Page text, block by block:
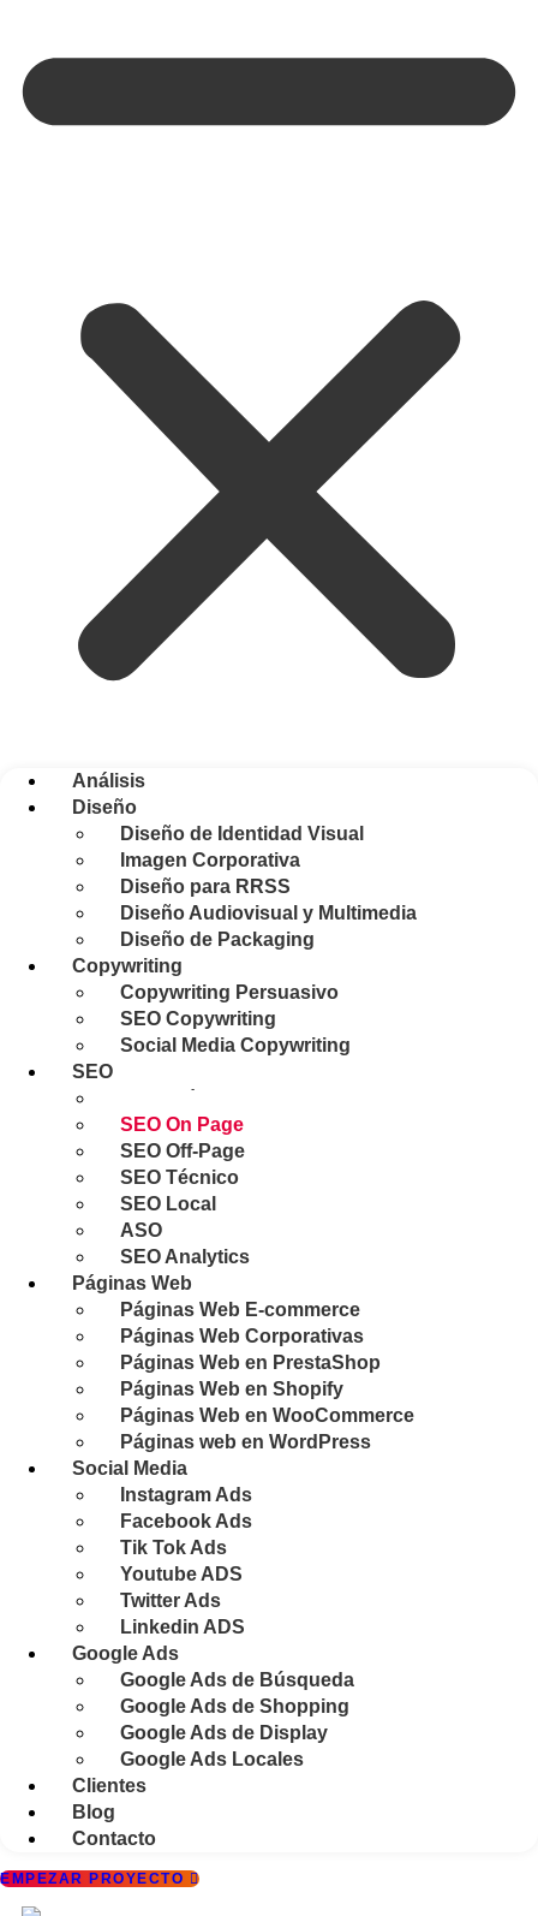
Análisis
Diseño
Diseño de Identidad Visual
Imagen Corporativa
Diseño para RRSS
Diseño Audiovisual y Multimedia
Diseño de Packaging
Copywriting
Copywriting Persuasivo
SEO Copywriting
Social Media Copywriting
SEO
SEO On Page
SEO Off-Page
SEO Técnico
SEO Local
ASO
SEO Analytics
Páginas Web
Páginas Web E-commerce
Páginas Web Corporativas
Páginas Web en PrestaShop
Páginas Web en Shopify
Páginas Web en WooCommerce
Páginas web en WordPress
Social Media
Instagram Ads
Facebook Ads
Tik Tok Ads
Youtube ADS
Twitter Ads
Linkedin ADS
Google Ads
Google Ads de Búsqueda
Google Ads de Shopping
Google Ads de Display
Google Ads Locales
Clientes
Blog
Contacto
EMPEZAR PROYECTO